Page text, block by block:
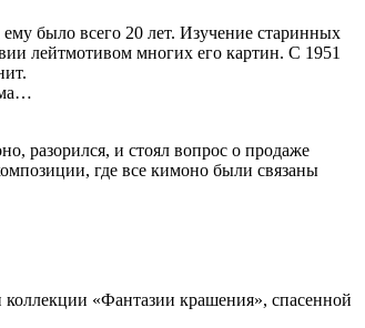
было всего 20 лет. Изучение старинных
лейтмотивом многих его картин. С 1951
разорился, и стоял вопрос о продаже
где все кимоно были связаны
коллекции «Фантазии крашения», спасенной